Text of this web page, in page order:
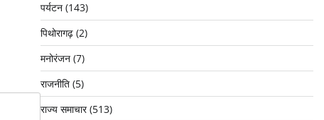
पर्यटन(143)
पिथोरागढ़(2)
मनोरंजन(7)
राजनीति(5)
राज्य समाचार(513)